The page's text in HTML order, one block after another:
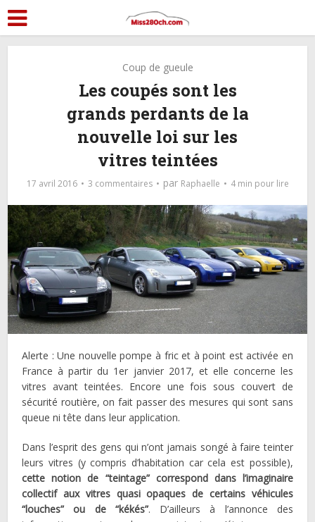
Coup de gueule
Les coupés sont les
grands perdants de la
nouvelle loi sur les
vitres teintées
17 avril 2016 3 commentaires par Raphaelle 4 min pour lire
Alerte : Une nouvelle pompe à fric et à point est activée en
France à partir du 1er janvier 2017, et elle concerne les
vitres avant teintées. Encore une fois sous couvert de
sécurité routière, on fait passer des mesures qui sont sans
queue ni tête dans leur application.
Dans l’esprit des gens qui n’ont jamais songé à faire teinter
leurs vitres (y compris d’habitation car cela est possible),
cette notion de “teintage” correspond dans l’imaginaire
collectif aux vitres quasi opaques de certains véhicules
“louches” ou de “kékés”. D’ailleurs à l’annonce des